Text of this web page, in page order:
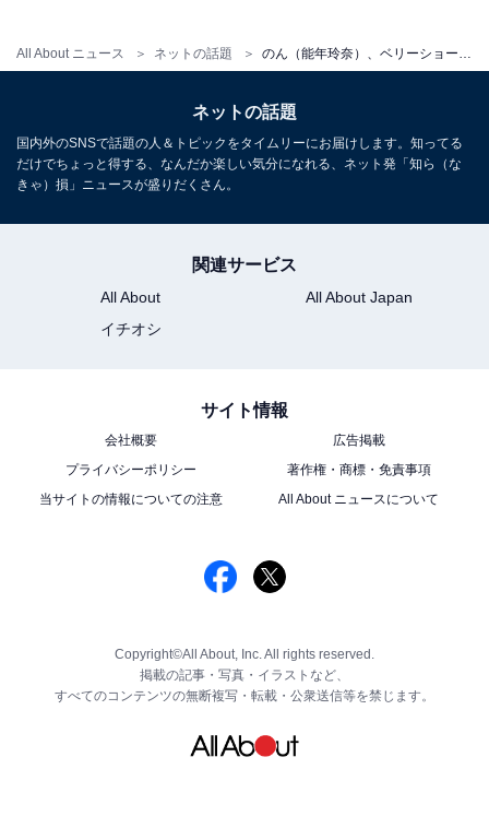
All About ニュース ネットの話題
ネットの話題
国内外のSNSで話題の人＆トピックをタイムリーにお届けします。知ってる
だけでちょっと得する、なんだか楽しい気分になれる、ネット発「知ら（な
きゃ）損」ニュースが盛りだくさん。
関連サービス
All About
All About Japan
イチオシ
サイト情報
会社概要
広告掲載
プライバシーポリシー
著作権・商標・免責事項
当サイトの情報についての注意
All About ニュースについて
Copyright©All About, Inc. All rights reserved.
掲載の記事・写真・イラストなど、
すべてのコンテンツの無断複写・転載・公衆送信等を禁じます。